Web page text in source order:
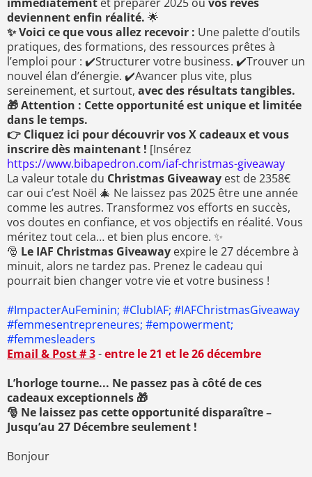
deviennent enfin réalité. 🌟
✨ Voici ce que vous allez recevoir : Une palette d’outils
pratiques, des formations, des ressources prêtes à
l’emploi pour : ✔️Structurer votre business. ✔️Trouver un
nouvel élan d’énergie. ✔️Avancer plus vite, plus
sereinement, et surtout, avec des résultats tangibles.
🎁 Attention : Cette opportunité est unique et limitée
dans le temps.
👉 Cliquez ici pour découvrir vos X cadeaux et vous
inscrire dès maintenant ! [Insérez
https://www.bibapedron.com/iaf-christmas-giveaway
La valeur totale du Christmas Giveaway est de 2358€
car oui c’est Noël 🎄 Ne laissez pas 2025 être une année
comme les autres. Transformez vos efforts en succès,
vos doutes en confiance, et vos objectifs en réalité. Vous
méritez tout cela… et bien plus encore. ✨
🎅 Le IAF Christmas Giveaway expire le 27 décembre à
minuit, alors ne tardez pas. Prenez le cadeau qui
pourrait bien changer votre vie et votre business !
#ImpacterAuFeminin; #ClubIAF; #IAFChristmasGiveaway
#femmesentrepreneures; #empowerment;
#femmesleaders
Email & Post # 3-entre le 21 et le 26 décembre
L’horloge tourne... Ne passez pas à côté de ces
cadeaux exceptionnels 🎁
🎅 Ne laissez pas cette opportunité disparaître –
Jusqu’au 27 Décembre seulement !
Bonjour